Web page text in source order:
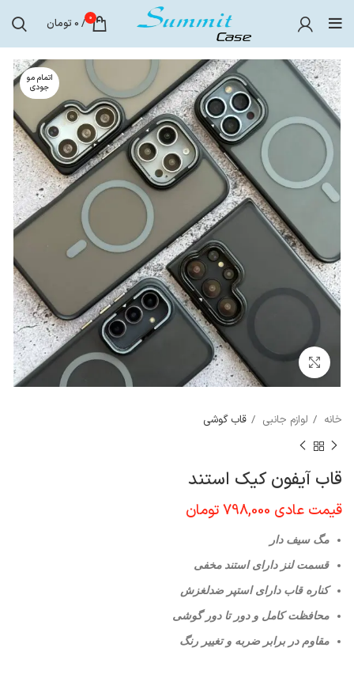
0
/
0 تومان
اتمام مو
جودی
برای بزرگنمایی کلیک کنید
خانه لوازم جانبی قاب گوشی
قاب آیفون کیک استند
قیمت عادی 798,000تومان
مگ سیف دار
قسمت لنز دارای استند مخفی
کناره قاب دارای استپر ضدلغزش
محافظت کامل و دور تا دور گوشی
مقاوم در برابر ضربه و تغییر رنگ